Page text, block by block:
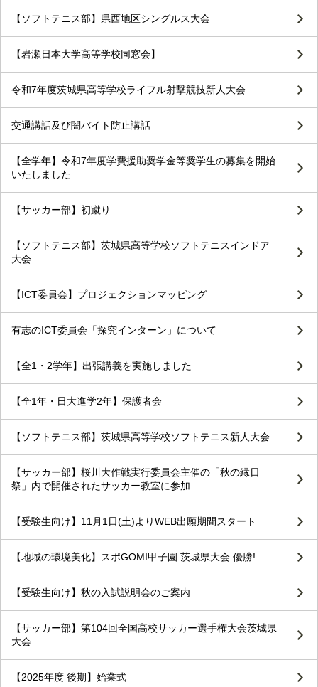
【ソフトテニス部】県西地区シングルス大会
【岩瀬日本大学高等学校同窓会】
令和7年度茨城県高等学校ライフル射撃競技新人大会
交通講話及び闇バイト防止講話
【全学年】令和7年度学費援助奨学金等奨学生の募集を開始
いたしました
【サッカー部】初蹴り
【ソフトテニス部】茨城県高等学校ソフトテニスインドア
大会
【ICT委員会】プロジェクションマッピング
有志のICT委員会「探究インターン」について
【全1・2学年】出張講義を実施しました
【全1年・日大進学2年】保護者会
【ソフトテニス部】茨城県高等学校ソフトテニス新人大会
【サッカー部】桜川大作戦実行委員会主催の「秋の縁日
祭」内で開催されたサッカー教室に参加
【受験生向け】11月1日(土)よりWEB出願期間スタート
【地域の環境美化】スポGOMI甲子園 茨城県大会 優勝!
【受験生向け】秋の入試説明会のご案内
【サッカー部】第104回全国高校サッカー選手権大会茨城県
大会
【2025年度 後期】始業式